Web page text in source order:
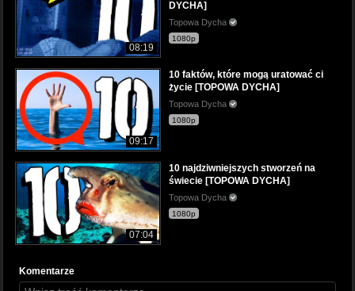
08:19
DYCHA]
Topowa Dycha
1080p
09:17
10 faktów, które mogą uratować ci
życie [TOPOWA DYCHA]
Topowa Dycha
1080p
07:04
10 najdziwniejszych stworzeń na
świecie [TOPOWA DYCHA]
Topowa Dycha
1080p
Komentarze